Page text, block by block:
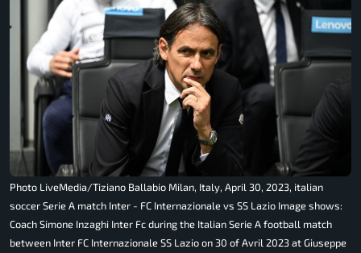
Photo LiveMedia/Tiziano Ballabio Milan, Italy, April 30, 2023, italian
soccer Serie A match Inter - FC Internazionale vs SS Lazio Image shows:
Coach Simone Inzaghi Inter Fc during the Italian Serie A football match
between Inter FC Internazionale SS Lazio on 30 of Avril 2023 at Giuseppe